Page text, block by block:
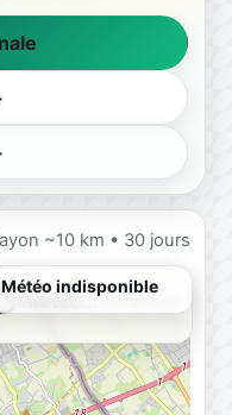
~10 km • 30 jours
Météo…Chargement
Météo indisponible